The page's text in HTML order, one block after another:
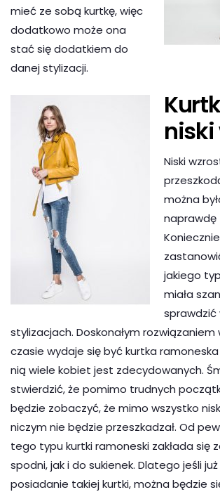
mieć ze sobą kurtkę, więc
dodatkowo może ona
stać się dodatkiem do
danej stylizacji.
niski
Niski
można
naprawdę
jakiego
miała
sprawdzić
stylizacjach. Doskonałym
czasie wydaje się być kurtka ramoneska
nią wiele kobiet jest zdecydowanych.
stwierdzić, że pomimo trudnych
będzie zobaczyć, że mimo wszystko
niczym nie będzie przeszkadzał. Od
tego typu kurtki ramoneski zakłada się
spodni, jak i do sukienek. Dlatego jeśli
posiadanie takiej kurtki, można będzie